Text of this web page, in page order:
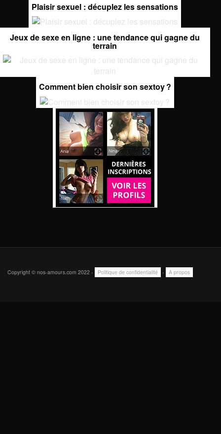
Plaisir sexuel : décuplez les sensations
Jeux de sexe en ligne : une tendance qui gagne du
terrain
Comment bien choisir son sextoy ?
Copyright © nos-amours.com 2022 - Politique de confidentialité - A propos